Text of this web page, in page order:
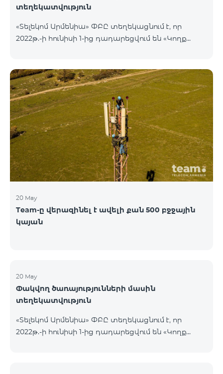
տեղեկատվություն
«Տելեկոմ Արմենիա» ՓԲԸ տեղեկացնում է, որ
2022թ.-ի հունիսի 1-ից դադարեցվում են «Կողք
ծառայությունների նոր միացումները և ավտոմատ
երկարացման հնարավորությունը: Ինչպես նաև
դադարեցվում է «Սիրելի համարներ»
ծառայության նոր միացումները և գործողությունը։
20 May
Team-ը վերազինել է ավելի քան 500 բջջային
կայան
20 May
Փակվող ծառայությունների մասին
տեղեկատվություն
«Տելեկոմ Արմենիա» ՓԲԸ տեղեկացնում է, որ
2022թ.-ի հունիսի 1-ից դադարեցվում են «Կողք